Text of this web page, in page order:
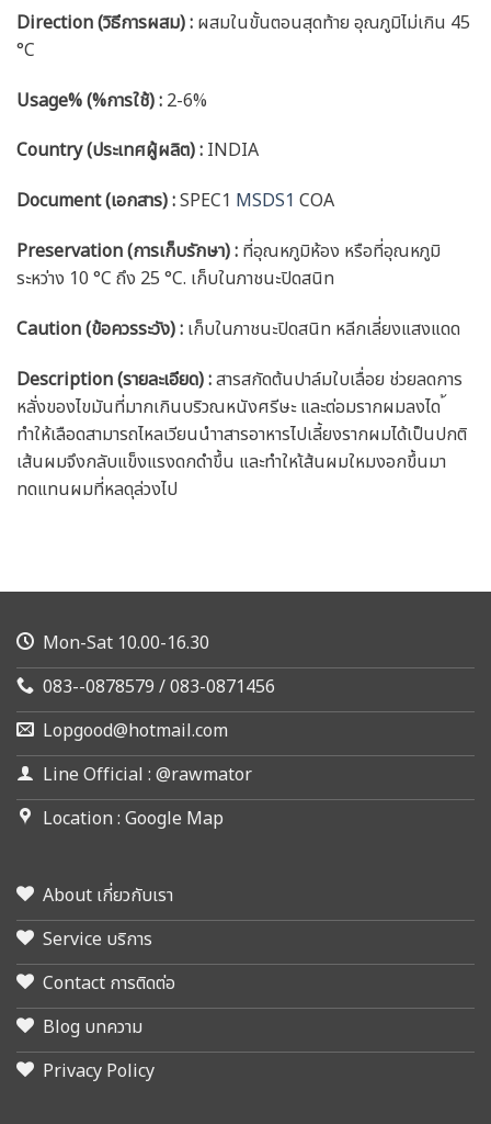
Direction (วิธีการผสม) : ผสมในขั้นตอนสุดท้าย อุณภูมิไม่เกิน 45
°C
Usage% (%การใช้) : 2-6%
Country (ประเทศผู้ผลิต) : INDIA
Document (เอกสาร) :SPEC1 MSDS1 COA
Preservation (การเก็บรักษา) : ที่อุณหภูมิห้อง หรือที่อุณหภูมิ
ระหว่าง 10 °C ถึง 25 °C. เก็บในภาชนะปิดสนิท
Caution(ข้อควรระวัง) : เก็บในภาชนะปิดสนิท หลีกเลี่ยงแสงแดด
Description (รายละเอียด):สารสกัดต้นปาล์มใบเลื่อย ช่วยลดการ
หลั่งของไขมันที่มากเกินบริวณหนังศรีษะ และต่อมรากผมลงได ้
ทำให้เลือดสามารถไหลเวียนนำาสารอาหารไปเลี้ยงรากผมได้เป็นปกติ
เส้นผมจึงกลับแข็งแรงดกดำขึ้น และทำใหเ้ส้นผมใหมงอกขึ้นมา
ทดแทนผมที่หลดุล่วงไป
Mon-Sat 10.00-16.30
083--0878579 / 083-0871456
Lopgood@hotmail.com
Line Official : @rawmator
Location : Google Map
About เกี่ยวกับเรา
Service บริการ
Contact การติดต่อ
Blog บทความ
Privacy Policy